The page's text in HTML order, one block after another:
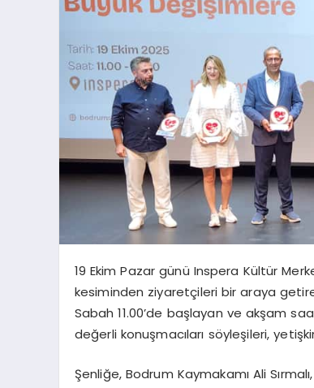
19 Ekim Pazar günü Inspera Kültür
kesiminden ziyaretçileri bir araya
Sabah 11.00’de başlayan ve akşam
değerli konuşmacıları söyleşileri,
Şenliğe, Bodrum Kaymakamı Ali